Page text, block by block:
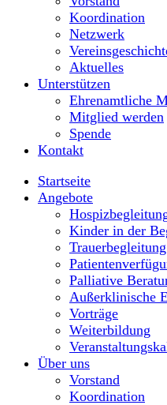
Koordination
Netzwerk
Aktuelles
Unterstützen
Ehrenamtliche
Mitglied werden
Spende
Kontakt
Startseite
Angebote
Kinder in der
Trauerbegleitung
Palliative
Außerklinische
Vorträge
Weiterbildung
Über uns
Vorstand
Koordination